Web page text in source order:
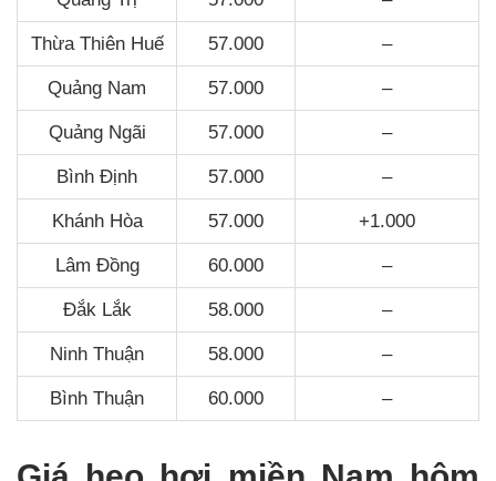
Thừa Thiên Huế 57.000 –
Quảng Nam 57.000 –
Quảng Ngãi 57.000 –
Bình Định 57.000 –
Khánh Hòa 57.000 +1.000
Lâm Đồng 60.000 –
Đắk Lắk 58.000 –
Ninh Thuận 58.000 –
Bình Thuận 60.000 –